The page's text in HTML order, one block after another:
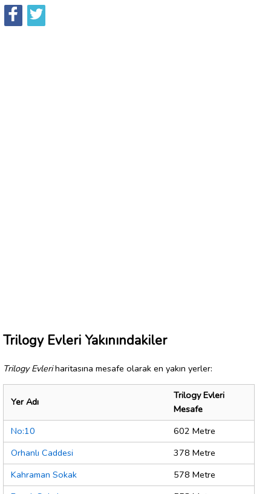
Trilogy Evleri Yakınındakiler
Trilogy Evleriharitasına mesafe olarak en yakın yerler:
Yer Adı
Trilogy Evleri
Mesafe
No:10
602 Metre
Orhanlı Caddesi
378 Metre
Kahraman Sokak
578 Metre